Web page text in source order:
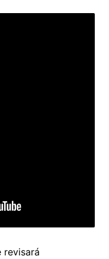
revisará